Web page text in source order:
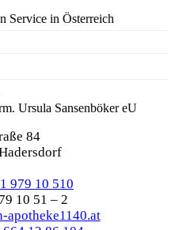
Service in Österreich
Ursula Sansenböker eU
84
979 10 510
10 51 – 2
apotheke1140.at